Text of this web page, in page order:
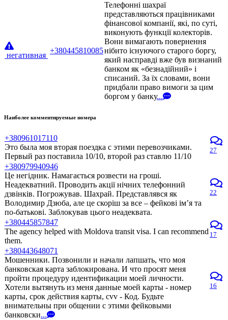
негативная
+380445810085
Телефонні шахраї
представляються працівниками
фінансової компанії, які, по суті,
виконують функції колекторів.
Вони вимагають повернення
нібито існуючого старого боргу,
який насправді вже був визнаний
банком як «безнадійний» і
списаний. За їх словами, вони
придбали право вимоги за цим
боргом у банку...
Наиболее комментируемые номера
+380961017110
Это была моя вторая поездка с этими перевозчиками.
Первый раз поставила 10/10, второй раз ставлю 11/10
27
+380979940946
Це негідник. Намагається розвести на гроші.
Неадекватний. Проводить акції нічних телефонний
дзвінків. Погрожував. Шахрай. Представлявся як
Володимир Дзюба, але це скоріш за все – фейкові ім’я та
по-батькові. Заблокував цього неадеквата.
22
+380445857847
The agency helped with Moldova transit visa. I can recommend
them.
17
+380443648071
Мошенники. Позвонили и начали лапшать, что моя
банковская карта заблокирована. И что просят меня
пройти процедуру идентификации моей личности.
Хотели вытянуть из меня данные моей карты - номер
карты, срок действия карты, cvv - Код. Будьте
внимательны при общении с этими фейковыми
банковски...
16